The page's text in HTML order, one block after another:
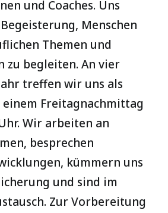
und Coaches. Uns
Menschen
Themen und
zu begleiten. An vier
treffen wir uns als
einem Freitagnachmittag
Wir arbeiten an
besprechen
kümmern uns
und sind im
Zur Vorbereitung